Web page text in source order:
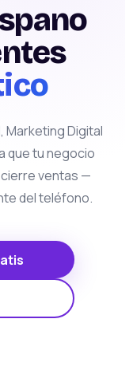
Marketing Digital
que tu negocio
ventas —
del teléfono.